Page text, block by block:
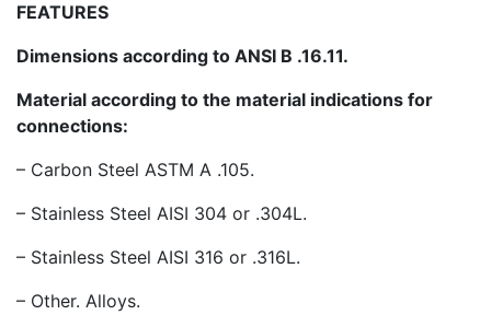
FEATURES
Dimensions according to ANSI B .16.11.
Material according to the material indications for
connections:
– Carbon Steel ASTM A .105.
– Stainless Steel AISI 304 or .304L.
– Stainless Steel AISI 316 or .316L.
– Other. Alloys.